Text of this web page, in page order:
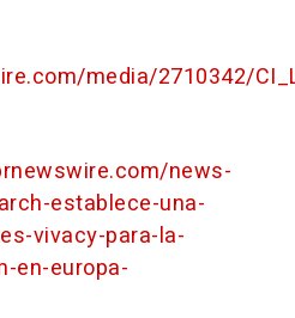
media/2710342/
news-
establece-una-
vivacy-para-la-
en-europa-